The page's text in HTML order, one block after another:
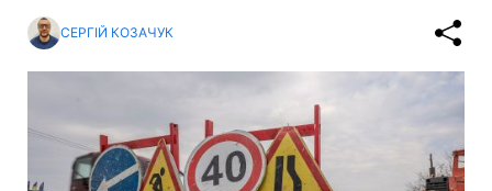
СЕРГІЙ КОЗАЧУК